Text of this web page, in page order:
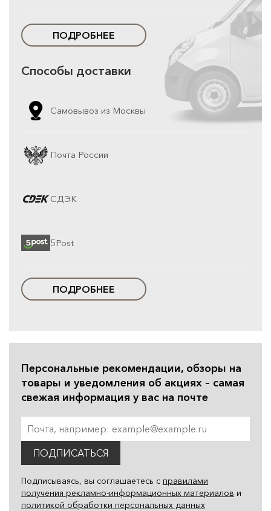
ПОДРОБНЕЕ
Способы доставки
Самовывоз из Москвы
Почта России
СДЭК
5Post
ПОДРОБНЕЕ
Персональные рекомендации, обзоры на
товары и уведомления об акциях – самая
свежая информация у вас на почте
ПОДПИСАТЬСЯ
Подписываясь, вы соглашаетесь с правилами
получения рекламно-информационных материалов и
политикой обработки персональных данных